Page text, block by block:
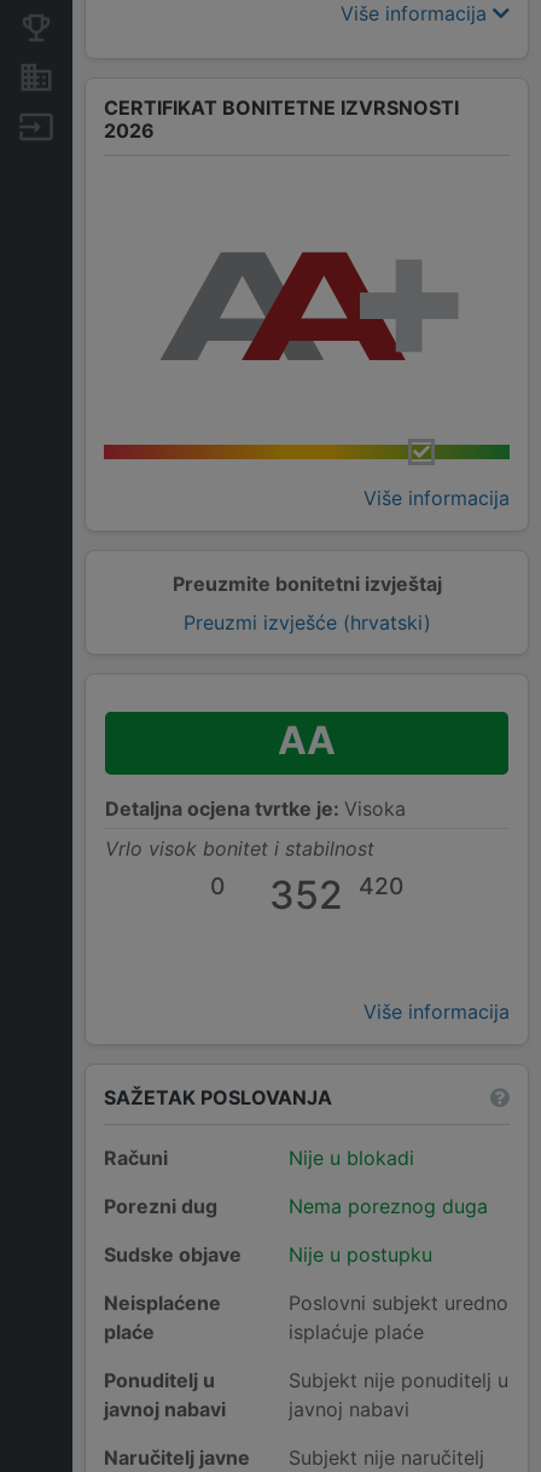
Nekretnine i imovina
Izvoz
Više informacija
CERTIFIKAT BONITETNE IZVRSNOSTI
2026
Više informacija
Preuzmite bonitetni izvještaj
Preuzmi izvješće (hrvatski)
AA
Detaljna ocjena tvrtke je: Visoka
Vrlo visok bonitet i stabilnost
0 352 420
Više informacija
SAŽETAK POSLOVANJA
Računi
Nije u blokadi
Porezni dug
Nema poreznog duga
Sudske objave
Nije u postupku
Neisplaćene
plaće
Poslovni subjekt uredno
isplaćuje plaće
Ponuditelj u
javnoj nabavi
Subjekt nije ponuditelj u
javnoj nabavi
Naručitelj javne
Subjekt nije naručitelj